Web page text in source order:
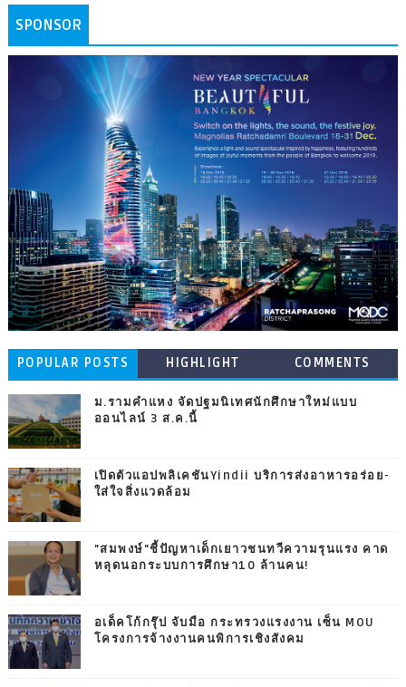
SPONSOR
POPULAR POSTS HIGHLIGHT COMMENTS
ม.รามคำแหง จัดปฐมนิเทศนักศึกษาใหม่แบบ
ออนไลน์ 3 ส.ค.นี้
เปิดตัวแอปพลิเคชันYindii บริการส่งอาหารอร่อย-
ใส่ใจสิ่งแวดล้อม
"สมพงษ์"ชี้ปัญหาเด็กเยาวชนทวีความรุนแรง คาด
หลุดนอกระบบการศึกษา10 ล้านคน!
อเด็คโก้กรุ๊ป จับมือ กระทรวงแรงงาน เซ็น MOU
โครงการจ้างงานคนพิการเชิงสังคม